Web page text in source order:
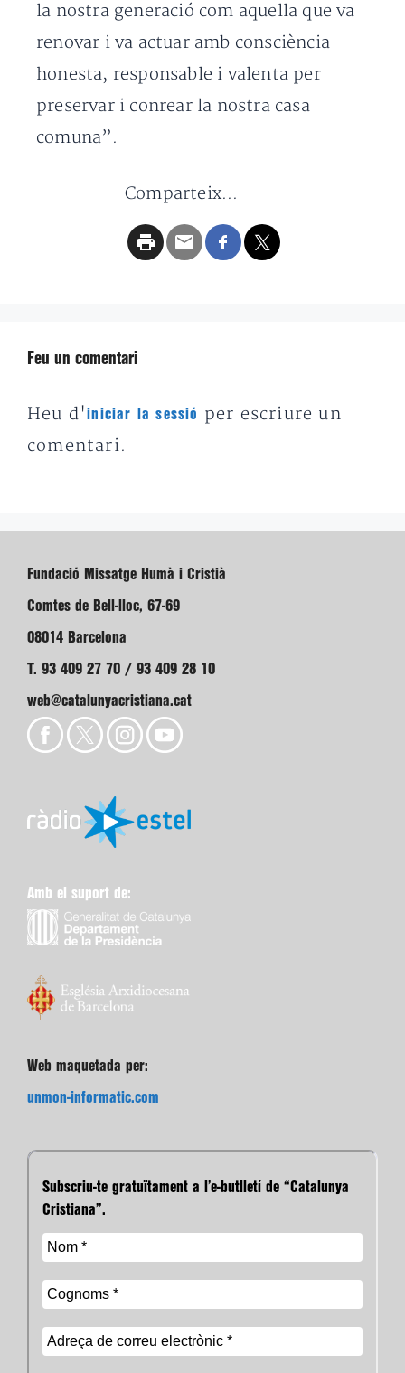
la nostra generació com aquella que va
renovar i va actuar amb consciència
honesta, responsable i valenta per
preservar i conrear la nostra casa
comuna”.
Comparteix...
Feu un comentari
Heu d'iniciar la sessió
per escriure un
comentari.
Fundació Missatge Humà i Cristià
Comtes de Bell-lloc, 67-69
08014 Barcelona
T. 93 409 27 70 / 93 409 28 10
web@catalunyacristiana.cat
Amb el suport de:
Web maquetada per:
unmon-informatic.com
Subscriu-te gratuïtament a l’e-butlletí de “Catalunya
Cristiana”.